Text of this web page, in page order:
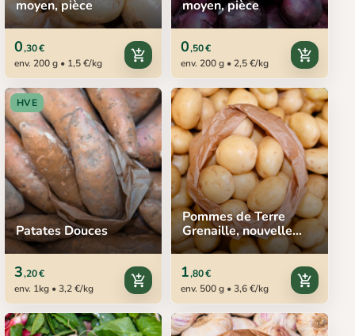
moyen, pièce
0,30 €
env. 200 g • 1,5 €/kg
add_shopping_cart
moyen, pièce
0,50 €
env. 200 g • 2,5 €/kg
add_shopping_cart
HVE
Patates Douces
3,20 €
env. 1kg • 3,2 €/kg
add_shopping_cart
Pommes de Terre
Grenaille, nouvelle
récolte
1,80 €
env. 500 g • 3,6 €/kg
add_shopping_cart